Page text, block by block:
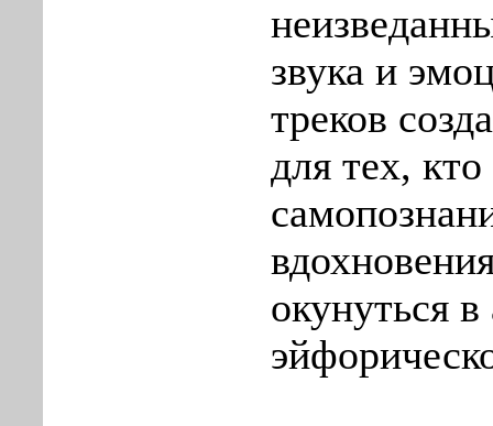
звука и
треков
для тех,
окунуться